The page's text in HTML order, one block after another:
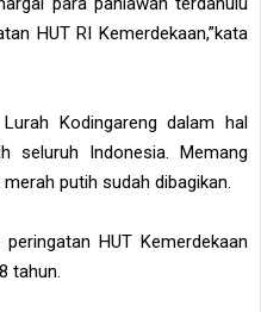
HUT RI Kemerdekaan,”kata
Kodingareng dalam hal
seluruh Indonesia. Memang
putih sudah dibagikan.
HUT Kemerdekaan
tahun.